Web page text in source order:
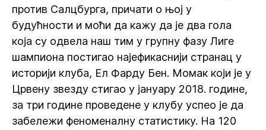
против Салцбурга, причати о њој у
будућности и моћи да кажу да је два гола
која су одвела наш тим у групну фазу Лиге
шампиона постигао најефикаснији странац у
историји клуба, Ел Фарду Бен. Момак који је у
Црвену звезду стигао у јануару 2018. године,
за три године проведене у клубу успео је да
забележи феноменалну статистику. На 120